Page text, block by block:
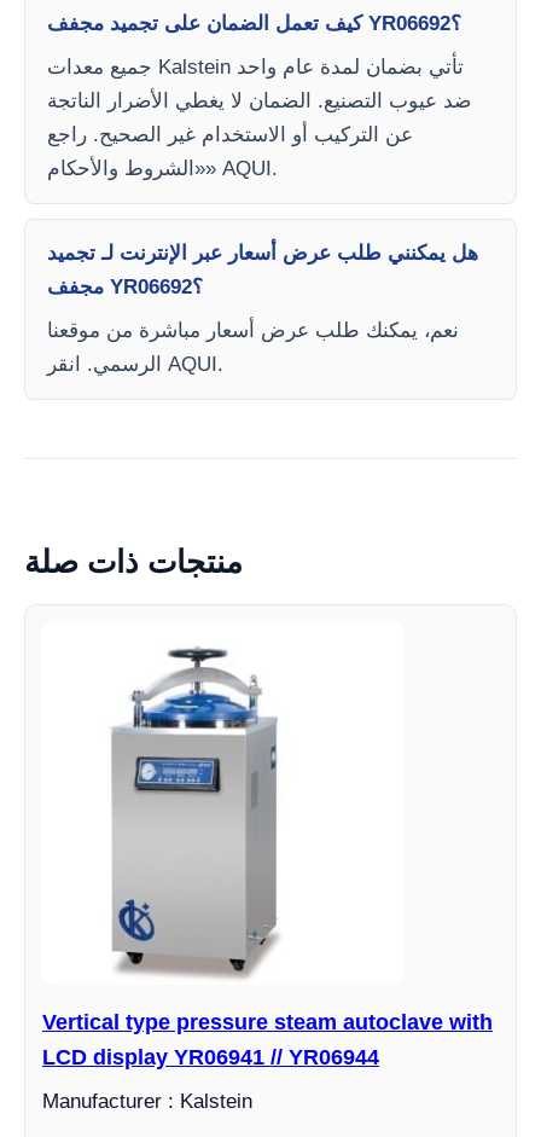
كيف تعمل الضمان على تجميد مجفف YR06692؟
جميع معدات Kalstein تأتي بضمان لمدة عام واحد
ضد عيوب التصنيع. الضمان لا يغطي الأضرار الناتجة
عن التركيب أو الاستخدام غير الصحيح. راجع
«الشروط والأحكام» AQUI.
هل يمكنني طلب عرض أسعار عبر الإنترنت لـ تجميد
مجفف YR06692؟
نعم، يمكنك طلب عرض أسعار مباشرة من موقعنا
الرسمي. انقر AQUI.
منتجات ذات صلة
Vertical type pressure steam autoclave with
LCD display YR06941 // YR06944
Manufacturer : Kalstein